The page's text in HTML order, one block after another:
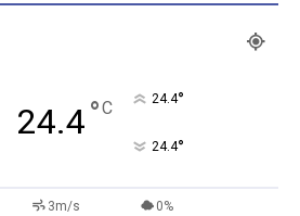
24.4°C 24.4°
24.4°
3m/s 0%